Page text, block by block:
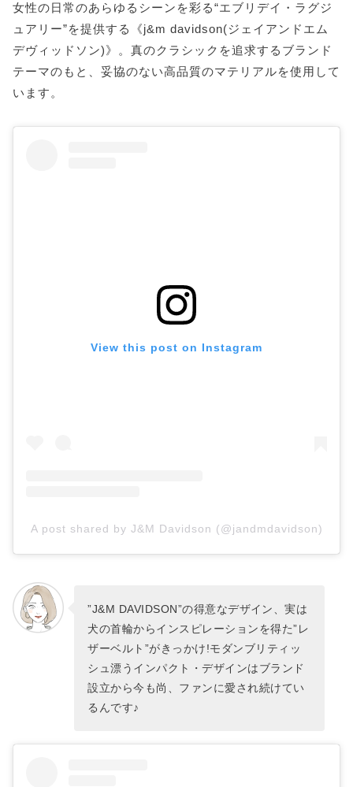
女性の日常のあらゆるシーンを彩る“エブリデイ・ラグジ
ュアリー”を提供する《j&m davidson(ジェイアンドエム
デヴィッドソン)》。真のクラシックを追求するブランド
テーマのもと、妥協のない高品質のマテリアルを使用して
います。
View this post on Instagram
A post shared by J&M Davidson (@jandmdavidson)
”J&M DAVIDSON”の得意なデザイン、実は
犬の首輪からインスピレーションを得た”レ
ザーベルト”がきっかけ!モダンブリティッ
シュ漂うインパクト・デザインはブランド
設立から今も尚、ファンに愛され続けてい
るんです♪